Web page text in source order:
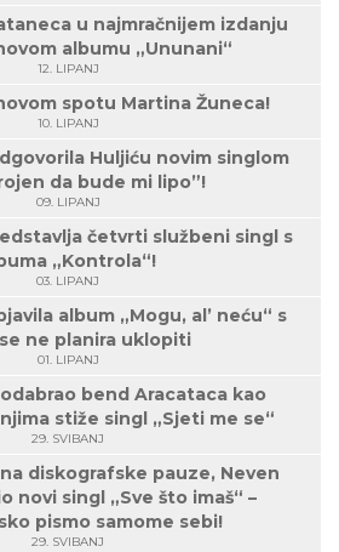
u najmračnijem izdanju
albumu „Ununani“
12. LIPANJ
spotu Martina Žuneca!
10. LIPANJ
Huljiću novim singlom
da bude mi lipo”!
09. LIPANJ
četvrti službeni singl s
„Kontrola“!
03. LIPANJ
album „Mogu, al’ neću“ s
ne planira uklopiti
01. LIPANJ
bend Aracataca kao
stiže singl „Sjeti me se“
29. SVIBANJ
diskografske pauze, Neven
novi singl „Sve što imaš“ –
pismo samome sebi!
29. SVIBANJ